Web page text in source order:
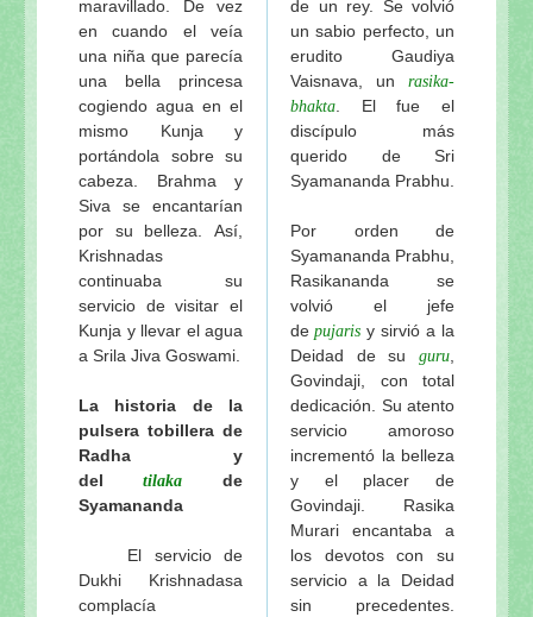
maravillado. De vez
en cuando el veía
una niña que parecía
una bella princesa
cogiendo agua en el
mismo Kunja y
portándola sobre su
cabeza. Brahma y
Siva se encantarían
por su belleza. Así,
Krishnadas
continuaba su
servicio de visitar el
Kunja y llevar el agua
a Srila Jiva Goswami.
La historia de la
pulsera tobillera de
Radha y
del tilaka de
Syamananda
El servicio de
Dukhi Krishnadasa
complacía
de un rey. Se volvió
un sabio perfecto, un
erudito Gaudiya
Vaisnava, un rasika-
bhakta . El fue el
discípulo más
querido de Sri
Syamananda Prabhu.
Por orden de
Syamananda Prabhu,
Rasikananda se
volvió el jefe
de pujaris y sirvió a la
Deidad de su guru
Govindaji, con total
dedicación. Su atento
servicio amoroso
incrementó la belleza
y el placer de
Govindaji. Rasika
Murari encantaba a
los devotos con su
servicio a la Deidad
sin precedentes.